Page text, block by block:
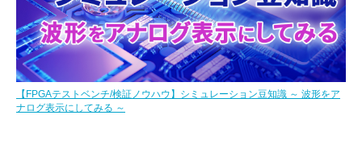
【FPGAテストベンチ/検証ノウハウ】シミュレーション豆知識 ～ 波形をア
ナログ表示にしてみる ～